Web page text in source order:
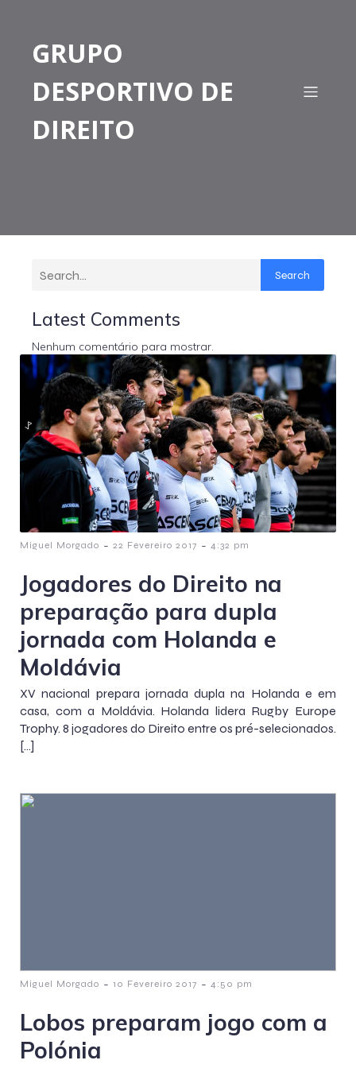
GRUPO
DESPORTIVO DE
DIREITO
Search
Latest Comments
Nenhum comentário para mostrar.
Miguel Morgado - 22 Fevereiro 2017 - 4:32 pm
Jogadores do Direito na
preparação para dupla
jornada com Holanda e
Moldávia
XV nacional prepara jornada dupla na Holanda e em
casa, com a Moldávia. Holanda lidera Rugby Europe
Trophy. 8 jogadores do Direito entre os pré-selecionados.
[…]
Miguel Morgado - 10 Fevereiro 2017 - 4:50 pm
Lobos preparam jogo com a
Polónia